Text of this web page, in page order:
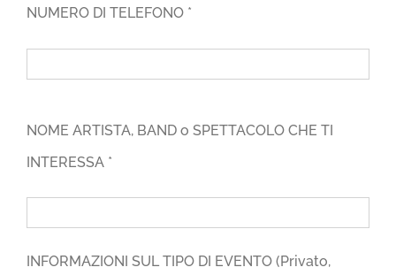
NUMERO DI TELEFONO *
NOME ARTISTA, BAND o SPETTACOLO CHE TI
INTERESSA *
INFORMAZIONI SUL TIPO DI EVENTO (Privato,